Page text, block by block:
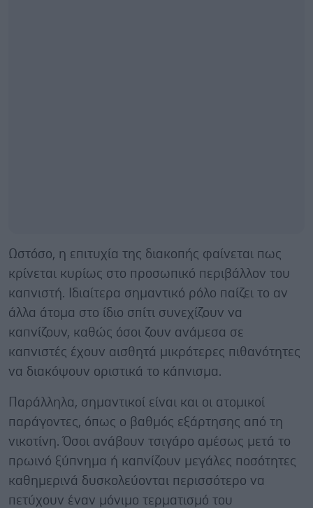
Ωστόσο, η επιτυχία της διακοπής φαίνεται πως
κρίνεται κυρίως στο προσωπικό περιβάλλον του
καπνιστή. Ιδιαίτερα σημαντικό ρόλο παίζει το αν
άλλα άτομα στο ίδιο σπίτι συνεχίζουν να
καπνίζουν, καθώς όσοι ζουν ανάμεσα σε
καπνιστές έχουν αισθητά μικρότερες πιθανότητες
να διακόψουν οριστικά το κάπνισμα.
Παράλληλα, σημαντικοί είναι και οι ατομικοί
παράγοντες, όπως ο βαθμός εξάρτησης από τη
νικοτίνη. Όσοι ανάβουν τσιγάρο αμέσως μετά το
πρωινό ξύπνημα ή καπνίζουν μεγάλες ποσότητες
καθημερινά δυσκολεύονται περισσότερο να
πετύχουν έναν μόνιμο τερματισμό του